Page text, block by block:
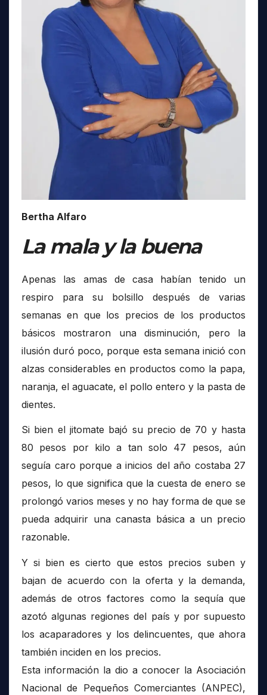
Bertha Alfaro
La mala y la buena
Apenas las amas de casa habían tenido un
respiro para su bolsillo después de varias
semanas en que los precios de los productos
básicos mostraron una disminución, pero la
ilusión duró poco, porque esta semana inició con
alzas considerables en productos como la papa,
naranja, el aguacate, el pollo entero y la pasta de
dientes.
Si bien el jitomate bajó su precio de 70 y hasta
80 pesos por kilo a tan solo 47 pesos, aún
seguía caro porque a inicios del año costaba 27
pesos, lo que significa que la cuesta de enero se
prolongó varios meses y no hay forma de que se
pueda adquirir una canasta básica a un precio
razonable.
Y si bien es cierto que estos precios suben y
bajan de acuerdo con la oferta y la demanda,
además de otros factores como la sequía que
azotó algunas regiones del país y por supuesto
los acaparadores y los delincuentes, que ahora
también inciden en los precios.
Esta información la dio a conocer la Asociación
Nacional de Pequeños Comerciantes (ANPEC),